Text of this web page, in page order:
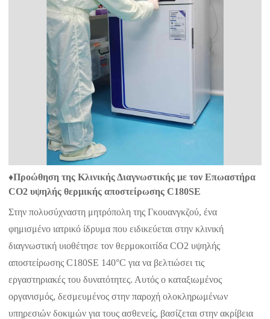
♦Προώθηση της Κλινικής Διαγνωστικής με τον Επωαστήρα
CO2 υψηλής θερμικής αποστείρωσης C180SE
Στην πολυσύχναστη μητρόπολη της Γκουανγκζού, ένα
φημισμένο ιατρικό ίδρυμα που ειδικεύεται στην κλινική
διαγνωστική υιοθέτησε τον θερμοκοιτίδα CO2 υψηλής
αποστείρωσης C180SE 140°C για να βελτιώσει τις
εργαστηριακές του δυνατότητες. Αυτός ο καταξιωμένος
οργανισμός, δεσμευμένος στην παροχή ολοκληρωμένων
υπηρεσιών δοκιμών για τους ασθενείς, βασίζεται στην ακρίβεια